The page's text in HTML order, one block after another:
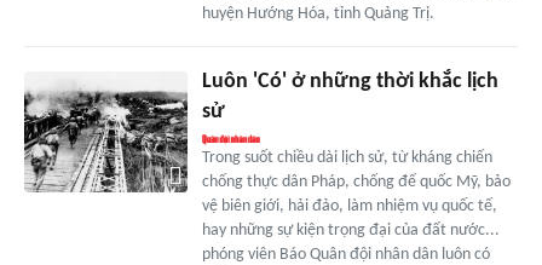
huyện Hướng Hóa, tỉnh Quảng Trị.
Luôn 'Có' ở những thời khắc lịch
sử
Trong suốt chiều dài lịch sử, từ kháng chiến
chống thực dân Pháp, chống đế quốc Mỹ, bảo
vệ biên giới, hải đảo, làm nhiệm vụ quốc tế,
hay những sự kiện trọng đại của đất nước...
phóng viên Báo Quân đội nhân dân luôn có